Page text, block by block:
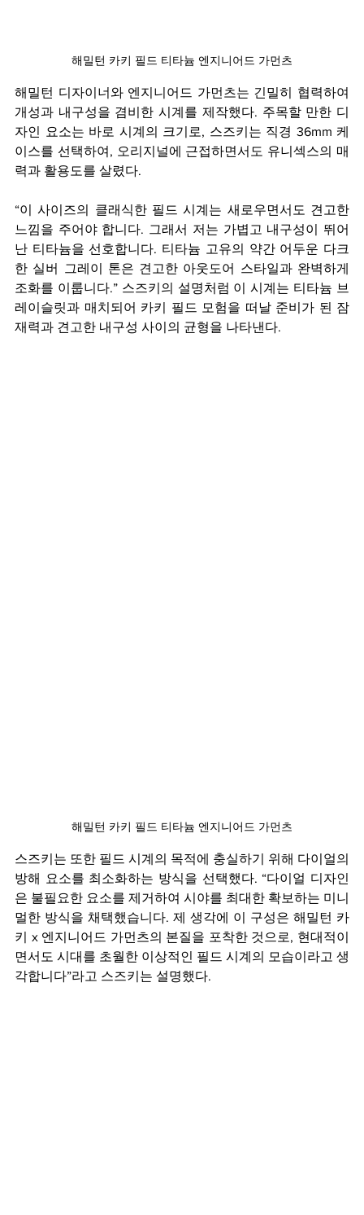
해밀턴 카키 필드 티타늄 엔지니어드 가먼츠
해밀턴 디자이너와 엔지니어드 가먼츠는 긴밀히 협력하여
개성과 내구성을 겸비한 시계를 제작했다. 주목할 만한 디
자인 요소는 바로 시계의 크기로, 스즈키는 직경 36mm 케
이스를 선택하여, 오리지널에 근접하면서도 유니섹스의 매
력과 활용도를 살렸다.
“이 사이즈의 클래식한 필드 시계는 새로우면서도 견고한
느낌을 주어야 합니다. 그래서 저는 가볍고 내구성이 뛰어
난 티타늄을 선호합니다. 티타늄 고유의 약간 어두운 다크
한 실버 그레이 톤은 견고한 아웃도어 스타일과 완벽하게
조화를 이룹니다.” 스즈키의 설명처럼 이 시계는 티타늄 브
레이슬릿과 매치되어 카키 필드 모험을 떠날 준비가 된 잠
재력과 견고한 내구성 사이의 균형을 나타낸다.
해밀턴 카키 필드 티타늄 엔지니어드 가먼츠
스즈키는 또한 필드 시계의 목적에 충실하기 위해 다이얼의
방해 요소를 최소화하는 방식을 선택했다. “다이얼 디자인
은 불필요한 요소를 제거하여 시야를 최대한 확보하는 미니
멀한 방식을 채택했습니다. 제 생각에 이 구성은 해밀턴 카
키 x 엔지니어드 가먼츠의 본질을 포착한 것으로, 현대적이
면서도 시대를 초월한 이상적인 필드 시계의 모습이라고 생
각합니다”라고 스즈키는 설명했다.